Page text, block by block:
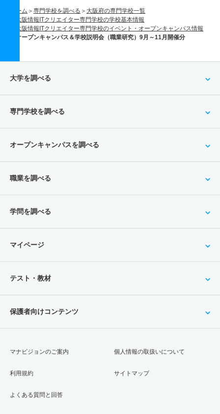
ホーム 専門学校を調べる
大阪府の専門学校一覧
大阪情報ITクリエイター専門学校の学校基本情報
大阪情報ITクリエイター専門学校のイベント・オープンキャンパス情報
オープンキャンパス＆学校説明会（職業研究）9月～11月開催分
大学を調べる
専門学校を調べる
オープンキャンパスを調べる
職業を調べる
学問を調べる
マイページ
テスト・教材
保護者向けコンテンツ
マナビジョンのご案内
利用規約
よくある質問と回答
個人情報の取扱いについて
サイトマップ